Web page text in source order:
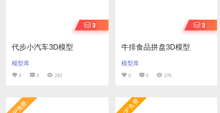
3
代步小汽车3D模型
模型库
0 0 283
3
牛排食品拼盘3D模型
模型库
0 0 275